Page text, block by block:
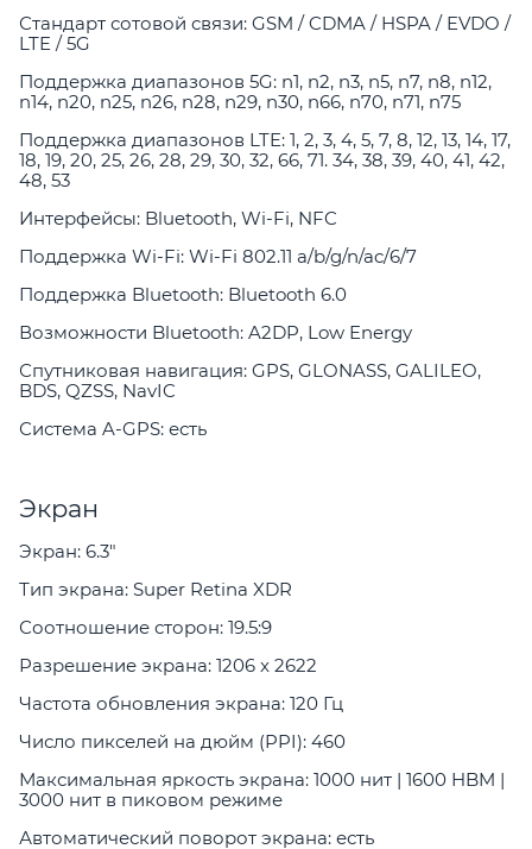
Стандарт сотовой связи: GSM / CDMA / HSPA / EVDO /
LTE / 5G
Поддержка диапазонов 5G: n1, n2, n3, n5, n7, n8, n12,
n14, n20, n25, n26, n28, n29, n30, n66, n70, n71, n75
Поддержка диапазонов LTE: 1, 2, 3, 4, 5, 7, 8, 12, 13, 14, 17,
18, 19, 20, 25, 26, 28, 29, 30, 32, 66, 71. 34, 38, 39, 40, 41, 42,
48, 53
Интерфейсы: Bluetooth, Wi-Fi, NFC
Поддержка Wi-Fi: Wi-Fi 802.11 a/b/g/n/ac/6/7
Поддержка Bluetooth: Bluetooth 6.0
Возможности Bluetooth: A2DP, Low Energy
Спутниковая навигация: GPS, GLONASS, GALILEO,
BDS, QZSS, NavIC
Система A-GPS: есть
Экран
Экран: 6.3"
Тип экрана: Super Retina XDR
Соотношение сторон: 19.5:9
Разрешение экрана: 1206 x 2622
Частота обновления экрана: 120 Гц
Число пикселей на дюйм (PPI): 460
Максимальная яркость экрана: 1000 нит | 1600 HBM |
3000 нит в пиковом режиме
Автоматический поворот экрана: есть